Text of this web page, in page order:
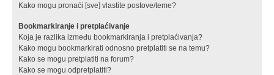
Kako mogu pronaći [sve] vlastite postove/teme?
Bookmarkiranje i pretplaćivanje
Koja je razlika između bookmarkiranja i pretplaćivanja?
Kako mogu bookmarkirati odnosno pretplatiti se na temu?
Kako se mogu pretplatiti na forum?
Kako se mogu odpretplatiti?